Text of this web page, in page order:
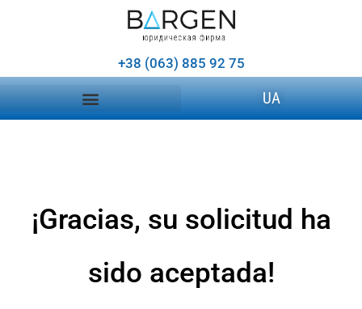
+38 (063) 885 92 75
UA
¡Gracias, su solicitud ha
sido aceptada!